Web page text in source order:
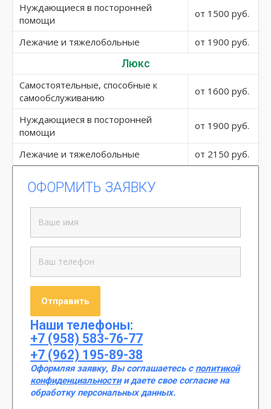
Нуждающиеся в посторонней
помощи
от 1500 руб.
Лежачие и тяжелобольные от 1900 руб.
Люкс
Самостоятельные, способные к
самообслуживанию
от 1600 руб.
Нуждающиеся в посторонней
помощи
от 1900 руб.
Лежачие и тяжелобольные от 2150 руб.
ОФОРМИТЬ ЗАЯВКУ
Наши телефоны:
+7 (958) 583-76-77
+7 (962) 195-89-38
Оформляя заявку, Вы соглашаетесь с политикой
конфиденциальностии даете свое согласие на
обработку персональных данных.